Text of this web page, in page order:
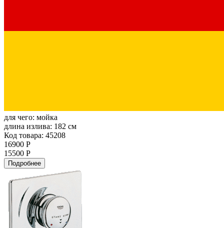
для чего: мойка
длина излива: 182 см
Код товара: 45208
16900 Р
15500 Р
Подробнее